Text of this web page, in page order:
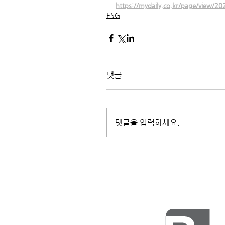
https://mydaily.co.kr/page/view/
ESG
댓글
댓글을 입력하세요.